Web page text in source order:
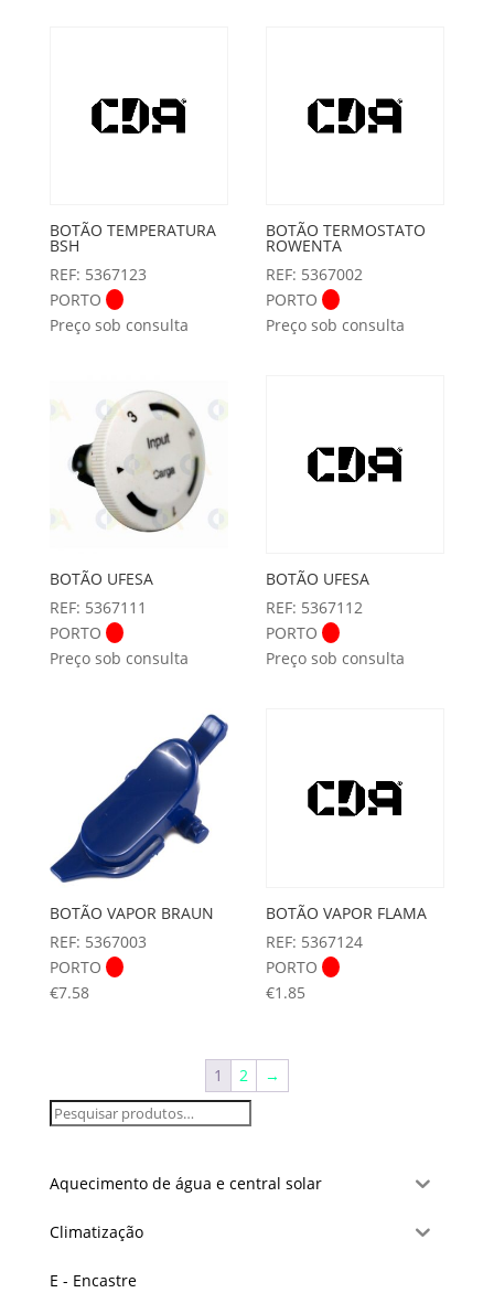
BOTÃO TEMPERATURA
BSH
REF: 5367123
PORTO
Preço sob consulta
BOTÃO TERMOSTATO
ROWENTA
REF: 5367002
PORTO
Preço sob consulta
BOTÃO UFESA
REF: 5367111
PORTO
Preço sob consulta
BOTÃO UFESA
REF: 5367112
PORTO
Preço sob consulta
BOTÃO VAPOR BRAUN
REF: 5367003
PORTO
€7.58
BOTÃO VAPOR FLAMA
REF: 5367124
PORTO
€1.85
1 2 →
Aquecimento de água e central solar
Climatização
E - Encastre